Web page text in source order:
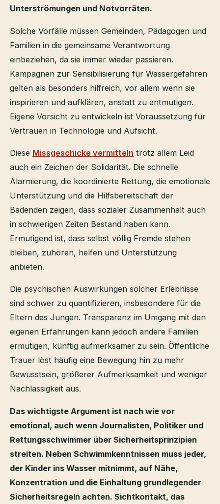
Unterströmungen und Notvorräten.
Solche Vorfälle müssen Gemeinden, Pädagogen und
Familien in die gemeinsame Verantwortung
einbeziehen, da sie immer wieder passieren.
Kampagnen zur Sensibilisierung für Wassergefahren
gelten als besonders hilfreich, vor allem wenn sie
inspirieren und aufklären, anstatt zu entmutigen.
Eigene Vorsicht zu entwickeln ist Voraussetzung für
Vertrauen in Technologie und Aufsicht.
Diese Missgeschicke vermitteln trotz allem Leid
auch ein Zeichen der Solidarität. Die schnelle
Alarmierung, die koordinierte Rettung, die emotionale
Unterstützung und die Hilfsbereitschaft der
Badenden zeigen, dass sozialer Zusammenhalt auch
in schwierigen Zeiten Bestand haben kann.
Ermutigend ist, dass selbst völlig Fremde stehen
bleiben, zuhören, helfen und Unterstützung
anbieten.
Die psychischen Auswirkungen solcher Erlebnisse
sind schwer zu quantifizieren, insbesondere für die
Eltern des Jungen. Transparenz im Umgang mit den
eigenen Erfahrungen kann jedoch andere Familien
ermutigen, künftig aufmerksamer zu sein. Öffentliche
Trauer löst häufig eine Bewegung hin zu mehr
Bewusstsein, größerer Aufmerksamkeit und weniger
Nachlässigkeit aus.
Das wichtigste Argument ist nach wie vor
emotional, auch wenn Journalisten, Politiker und
Rettungsschwimmer über Sicherheitsprinzipien
streiten. Neben Schwimmkenntnissen muss jeder,
der Kinder ins Wasser mitnimmt, auf Nähe,
Konzentration und die Einhaltung grundlegender
Sicherheitsregeln achten. Sichtkontakt, das